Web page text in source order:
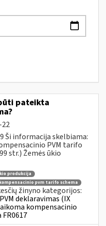
pateikta
Ši informacija skelbiama:
PVM tarifo
str.) Žemės ūkio
produkcija
pvm tarifo schema
žinyno kategorijos:
deklaravimas (IX
kompensacinio